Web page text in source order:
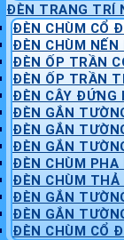
ĐÈN TRANG TRÍ
ĐÈN CHÙM CỔ
ĐÈN CHÙM NẾN
ĐÈN ỐP TRẦN
ĐÈN ỐP TRẦN
ĐÈN CÂY ĐỨNG
ĐÈN GẮN
ĐÈN GẮN
ĐÈN GẮN
ĐÈN CHÙM PHA
ĐÈN CHÙM THẢ
ĐÈN GẮN
ĐÈN GẮN
ĐÈN CHÙM CỔ